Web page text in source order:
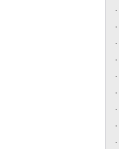
ㆍ
ㆍ
ㆍ
ㆍ
ㆍ
ㆍ
ㆍ
ㆍ
ㆍ